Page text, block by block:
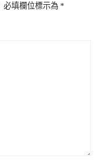
必填欄位標示為 *